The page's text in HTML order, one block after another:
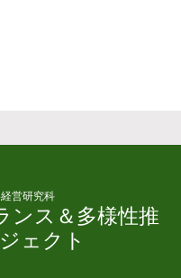
営研究科
ンス＆多様性推
ェクト